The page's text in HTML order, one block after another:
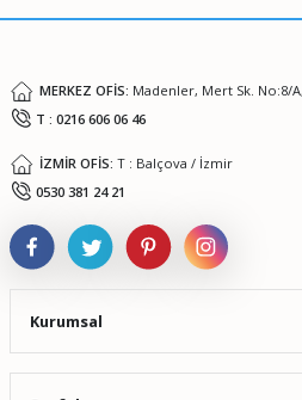
MERKEZ OFİS: Madenler, Mert Sk. No:8/
T : 0216 606 06 46
İZMİR OFİS: T : Balçova / İzmir
0530 381 24 21
Kurumsal